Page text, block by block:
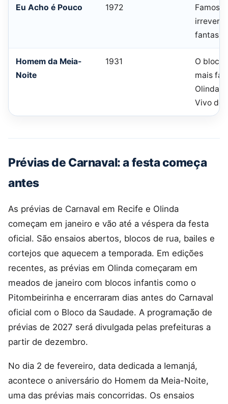
Eu Acho é Pouco 1972
Famoso
Homem da Meia-
Noite
1931
O bloco
mais
Olinda.
Vivo de
Prévias de Carnaval: a festa começa
antes
As prévias de Carnaval em Recife e Olinda
começam em janeiro e vão até a véspera da festa
oficial. São ensaios abertos, blocos de rua, bailes e
cortejos que aquecem a temporada. Em edições
recentes, as prévias em Olinda começaram em
meados de janeiro com blocos infantis como o
Pitombeirinha e encerraram dias antes do Carnaval
oficial com o Bloco da Saudade. A programação de
prévias de 2027 será divulgada pelas prefeituras a
partir de dezembro.
No dia 2 de fevereiro, data dedicada a Iemanjá,
acontece o aniversário do Homem da Meia-Noite,
uma das prévias mais concorridas. Os ensaios